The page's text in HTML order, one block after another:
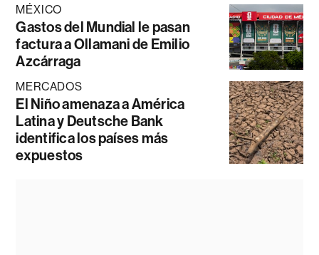
MÉXICO
Gastos del Mundial le pasan
factura a Ollamani de Emilio
Azcárraga
MERCADOS
El Niño amenaza a América
Latina y Deutsche Bank
identifica los países más
expuestos